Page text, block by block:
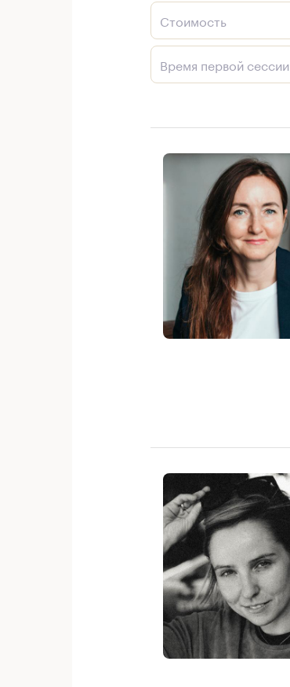
Стоимость
Время первой сессии